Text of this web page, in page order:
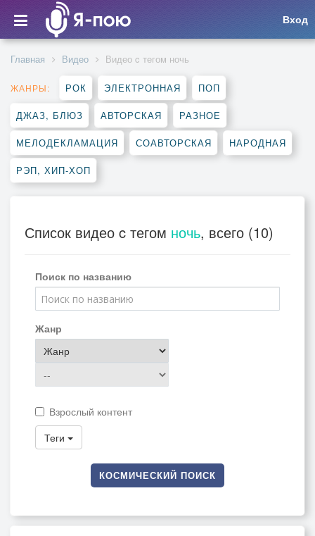
Вход
Главная Видео Видео c тегом ночь
ЖАНРЫ: РОК ЭЛЕКТРОННАЯ ПОП
ДЖАЗ, БЛЮЗ АВТОРСКАЯ РАЗНОЕ
МЕЛОДЕКЛАМАЦИЯ СОАВТОРСКАЯ НАРОДНАЯ
РЭП, ХИП-ХОП
Список видео c тегом ночь, всего (10)
Поиск по названию
Жанр
Взрослый контент
Теги
КОСМИЧЕСКИЙ ПОИСК